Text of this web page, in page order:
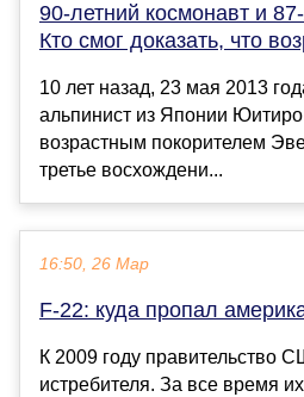
90-летний космонавт и
Кто смог доказать, что
10 лет назад, 23 мая 2013
альпинист из Японии
возрастным покорителем
третье восхождени...
16:50, 26 Мар
F-22: куда пропал
К 2009 году правительство
истребителя. За все время